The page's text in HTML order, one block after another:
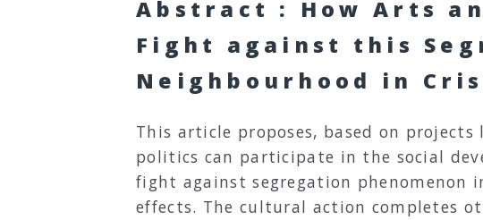
Abstract : How Arts
Fight against this
Neighbourhood in
This article proposes, based on
politics can participate in the social
fight against segregation
effects. The cultural action completes